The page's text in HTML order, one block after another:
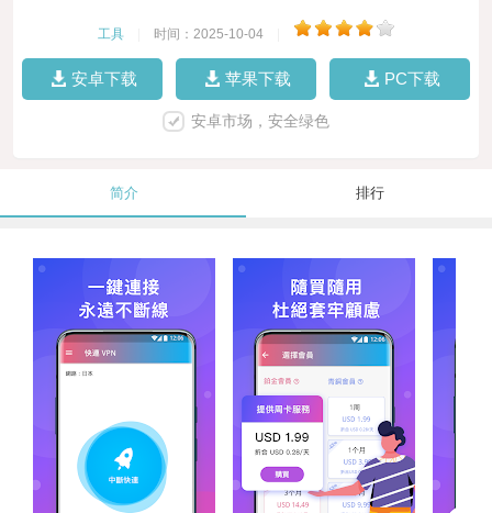
工具 时间：2025-10-04
安卓下载 苹果下载 PC下载
安卓市场，安全绿色
简介 排行